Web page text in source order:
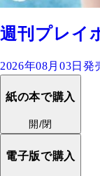
週刊プレイ
2026年08月03日発
紙の本で購入
開/閉
電子版で購入